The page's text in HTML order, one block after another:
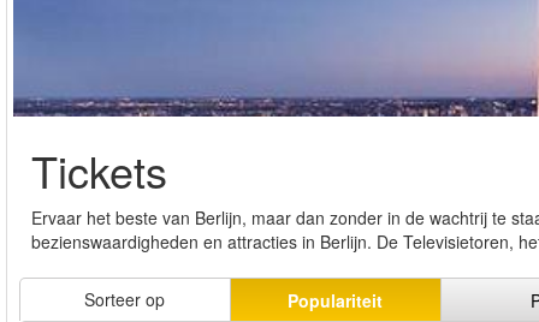
Tickets
Ervaar het beste van Berlijn, maar dan zonder in de wachtrij te
bezienswaardigheden en attracties in Berlijn. De Televisietoren,
Sorteer op Populariteit